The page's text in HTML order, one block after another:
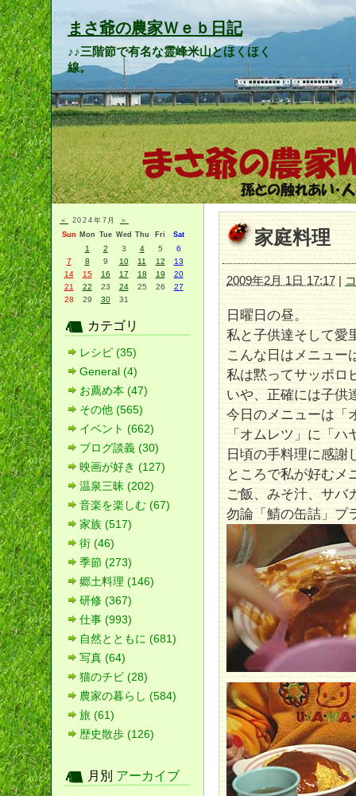
まさ爺の農家Ｗｅｂ日記
♪♪三階節で有名な霊峰米山とほくほく
線。
家庭料理
2009年2月 1日 17:17 |
日曜日の昼。
私と子供達そして愛
こんな日はメニュー
私は黙ってサッポロ
いや、正確には子供
今日のメニューは「
「オムレツ」に「
日頃の手料理に感謝
ところで私が好むメ
ご飯、みそ汁、サバ
勿論「鯖の缶詰」プ
＜ 2024年7月
＞
Sun Mon Tue Wed Thu Fri Sat
1 2 3 4 5
6
7
8 9 10 11 12
13
14
15 16 17 18 19
20
21
22 23 24 25 26
27
28
29 30 31
カテゴリ
レシピ (35)
General (4)
お薦め本 (47)
その他 (565)
イベント (662)
ブログ談義 (30)
映画が好き (127)
温泉三昧 (202)
音楽を楽しむ (67)
家族 (517)
街 (46)
季節 (273)
郷土料理 (146)
研修 (367)
仕事 (993)
自然とともに (681)
写真 (64)
猫のチビ (28)
農家の暮らし (584)
旅 (61)
歴史散歩 (126)
月別 アーカイブ